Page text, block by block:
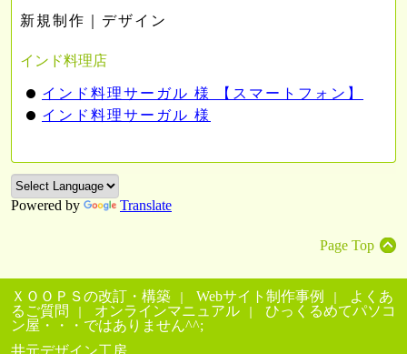
新規制作｜デザイン
インド料理店
インド料理サーガル 様 【スマートフォン】
インド料理サーガル 様
Powered by Translate
Page Top
ＸＯＯＰＳの改訂・構築 Webサイト制作事例
よくあ
るご質問
オンラインマニュアル
ひっくるめてパソコ
ン屋・・・ではありません^^;